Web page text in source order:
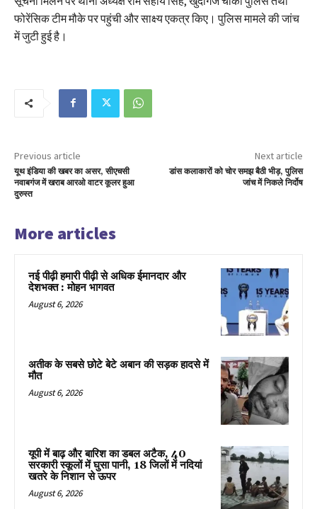
फोरेंसिक टीम मौके पर पहुंची और साक्ष्य एकत्र किए। पुलिस मामले की जांच
में जुटी हुई है।
Previous article
यूथ इंडिया की खबर का असर, सीएचसी
नवाबगंज में खराब आरओ वाटर कूलर हुआ
दुरुस्त
Next article
डांस कलाकारों को चोर समझ बैठी भीड़, पुलिस
जांच में निकले निर्दोष
More articles
नई पीढ़ी हमारी पीढ़ी से अधिक ईमानदार और
देशभक्त : मोहन भागवत
August 6, 2026
अतीक के सबसे छोटे बेटे अबान की सड़क हादसे में
मौत
August 6, 2026
यूपी में बाढ़ और बारिश का डबल अटैक, 40
सरकारी स्कूलों में घुसा पानी, 18 जिलों में नदियां
खतरे के निशान से ऊपर
August 6, 2026